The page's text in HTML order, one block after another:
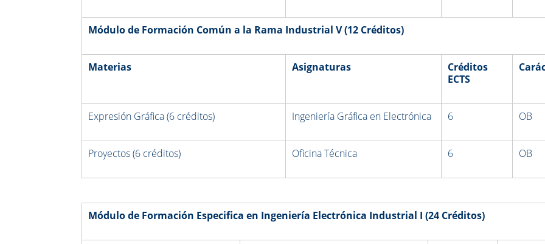
Módulo de Formación Común a la Rama Industrial V(12 Créditos)
Materias Asignaturas
Créditos
ECTS
Expresión Gráfica (6 créditos) Ingeniería Gráfica en Electrónica 6 OB
Proyectos (6 créditos) Oficina Técnica 6 OB
Módulo de Formación Especifica en Ingeniería Electrónica Industrial I (24 Créditos)